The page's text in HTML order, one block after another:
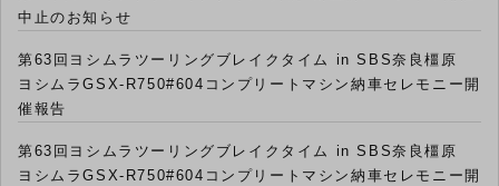
中止のお知らせ
第63回ヨシムラツーリングブレイクタイム in SBS奈良橿原
ヨシムラGSX-R750#604コンプリートマシン納車セレモニー開
催報告
第63回ヨシムラツーリングブレイクタイム in SBS奈良橿原
ヨシムラGSX-R750#604コンプリートマシン納車セレモニー開